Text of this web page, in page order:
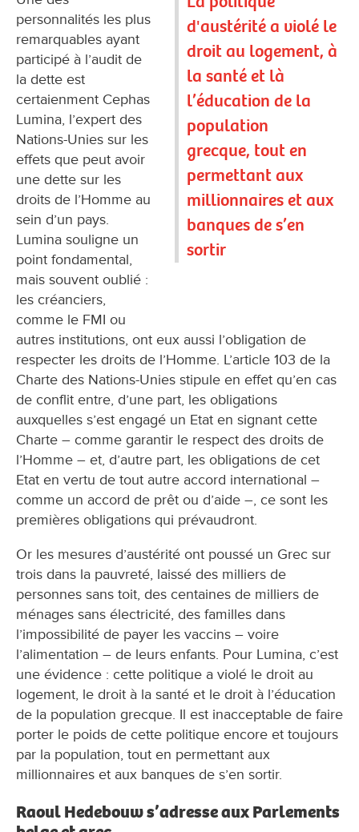
d'austérité a violé le
droit au logement, à
la santé et là
l’éducation de la
population
grecque, tout en
permettant aux
millionnaires et aux
banques de s’en
sortir
personnalités les plus
remarquables ayant
participé à l’audit de
la dette est
certaienment Cephas
Lumina, l’expert des
Nations-Unies sur les
effets que peut avoir
une dette sur les
droits de l’Homme au
sein d’un pays.
Lumina souligne un
point fondamental,
mais souvent oublié :
les créanciers,
comme le FMI ou
autres institutions, ont eux aussi l’obligation de
respecter les droits de l’Homme. L’article 103 de la
Charte des Nations-Unies stipule en effet qu’en cas
de conflit entre, d’une part, les obligations
auxquelles s’est engagé un Etat en signant cette
Charte – comme garantir le respect des droits de
l’Homme – et, d’autre part, les obligations de cet
Etat en vertu de tout autre accord international –
comme un accord de prêt ou d’aide –, ce sont les
premières obligations qui prévaudront.
Or les mesures d’austérité ont poussé un Grec sur
trois dans la pauvreté, laissé des milliers de
personnes sans toit, des centaines de milliers de
ménages sans électricité, des familles dans
l’impossibilité de payer les vaccins – voire
l’alimentation – de leurs enfants. Pour Lumina, c’est
une évidence : cette politique a violé le droit au
logement, le droit à la santé et le droit à l’éducation
de la population grecque. Il est inacceptable de faire
porter le poids de cette politique encore et toujours
par la population, tout en permettant aux
millionnaires et aux banques de s’en sortir.
Raoul Hedebouw s’adresse aux Parlements